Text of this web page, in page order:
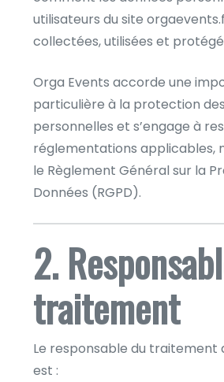
utilisateurs du site
collectées, utilisées et
Orga Events accorde une
particulière à la protection
personnelles et s’engage à
réglementations applicables,
le Règlement Général sur la
Données (RGPD).
2.
traitement
Le responsable du traitement
est :